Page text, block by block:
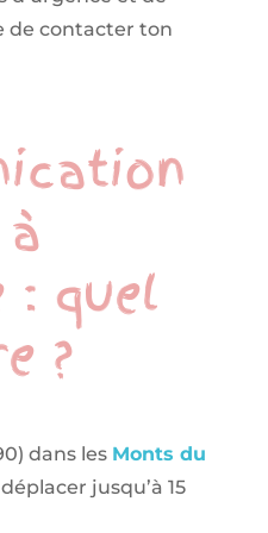
de contacter ton
: quel
?
dans les Monts du
jusqu’à 15